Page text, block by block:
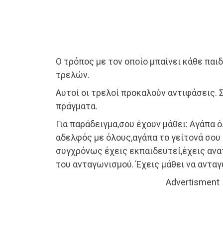
O τρόπος με τον οποίο μπαίνει κάθε
τρελών.
Αυτοί οι τρελοί προκαλούν αντιφάσεις.
πράγματα.
Για παράδειγμα,σου έχουν μάθει: Αγάπα
αδελφός με όλους,αγάπα το γείτονά
συγχρόνως έχεις εκπαιδευτεί,έχεις
του ανταγωνισμού. Έχεις μάθει να
Advertisment